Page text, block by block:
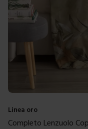
Linea oro
Completo Lenzuolo